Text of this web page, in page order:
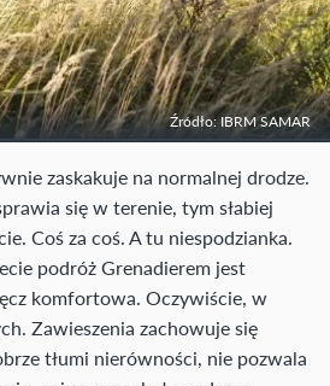
Źródło: IBRM SAMAR
zaskakuje na normalnej drodze.
się w terenie, tym słabiej
Coś za coś. A tu niespodzianka.
podróż Grenadierem jest
komfortowa. Oczywiście, w
Zawieszenia zachowuje się
tłumi nierówności, nie pozwala